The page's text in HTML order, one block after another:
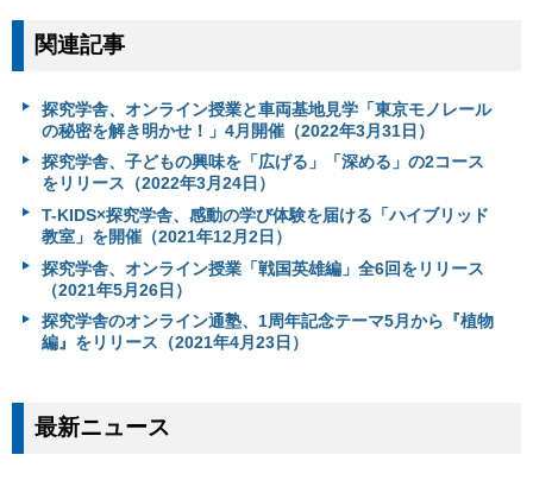
関連記事
探究学舎、オンライン授業と車両基地見学「東京モノレール
の秘密を解き明かせ！」4月開催（2022年3月31日）
探究学舎、子どもの興味を「広げる」「深める」の2コース
をリリース（2022年3月24日）
T-KIDS×探究学舎、感動の学び体験を届ける「ハイブリッド
教室」を開催（2021年12月2日）
探究学舎、オンライン授業「戦国英雄編」全6回をリリース
（2021年5月26日）
探究学舎のオンライン通塾、1周年記念テーマ5月から『植物
編』をリリース（2021年4月23日）
最新ニュース